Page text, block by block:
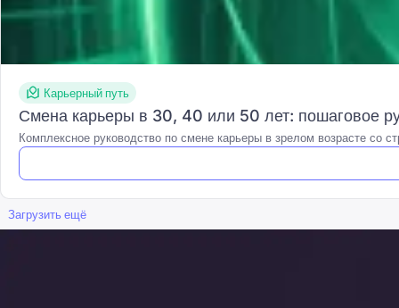
Карьерный путь
Смена карьеры в 30, 40 или 50 лет: пошаговое
Комплексное руководство по смене карьеры в зрелом возрасте со
Загрузить ещё